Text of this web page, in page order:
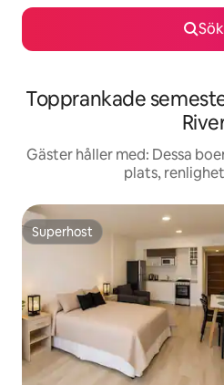
Sök
Topprankade
Gäster håller med: Dessa
plats,
Superhost
Superhost